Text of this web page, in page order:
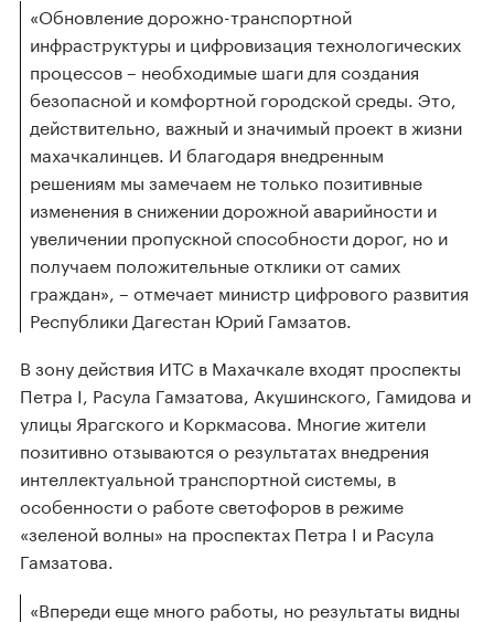
«Обновление дорожно-транспортной
инфраструктуры и цифровизация технологических
процессов – необходимые шаги для создания
безопасной и комфортной городской среды. Это,
действительно, важный и значимый проект в жизни
махачкалинцев. И благодаря внедренным
решениям мы замечаем не только позитивные
изменения в снижении дорожной аварийности и
увеличении пропускной способности дорог, но и
получаем положительные отклики от самих
граждан», – отмечает министр цифрового развития
Республики Дагестан Юрий Гамзатов.
В зону действия ИТС в Махачкале входят проспекты
Петра I, Расула Гамзатова, Акушинского, Гамидова и
улицы Ярагского и Коркмасова. Многие жители
позитивно отзываются о результатах внедрения
интеллектуальной транспортной системы, в
особенности о работе светофоров в режиме
«зеленой волны» на проспектах Петра I и Расула
Гамзатова.
«Впереди еще много работы, но результаты видны